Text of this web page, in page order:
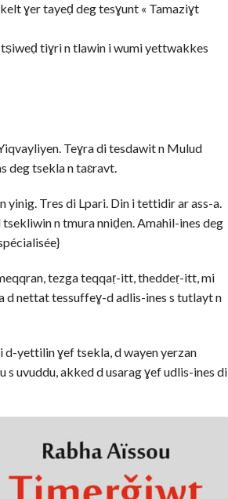
ɣer tayeḍ deg tesɣunt « Tamaziɣt
tiɣri n tlawin i wumi yettwakkes
Teɣra di tesdawit n Mulud
deg tsekla n taɛravt.
Tres di Lpari. Din i tettidir ar ass-a.
n tmura nniḍen. Amahil-ines deg
tezga teqqaṛ-itt, theddeṛ-itt, mi
d nettat tessuffeɣ-d adlis-ines s tutlayt n
yettilin ɣef tsekla, d wayen yerzan
uvuddu, akked d usarag ɣef udlis-ines di